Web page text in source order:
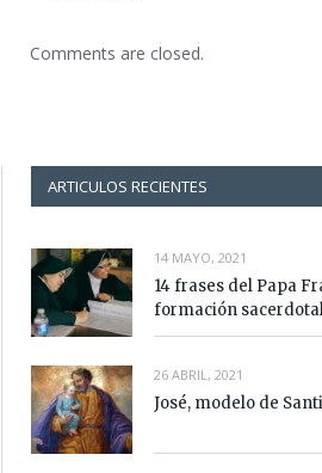
Comments are closed.
ARTICULOS RECIENTES
14 MAYO, 2021
14 frases del Papa
formación
26 ABRIL, 2021
José, modelo de